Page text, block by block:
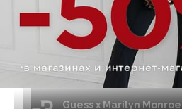
Guess x Marilyn Monroe